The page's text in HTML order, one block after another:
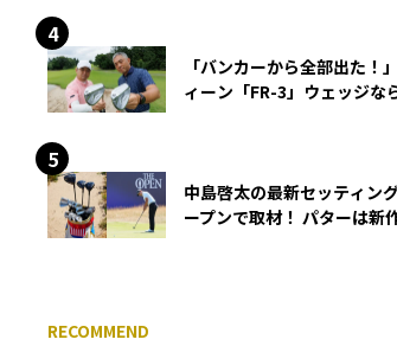
「バンカーから全部出た！
ィーン「FR-3」ウェッジな
中島啓太の最新セッティン
ープンで取材！ パターは新